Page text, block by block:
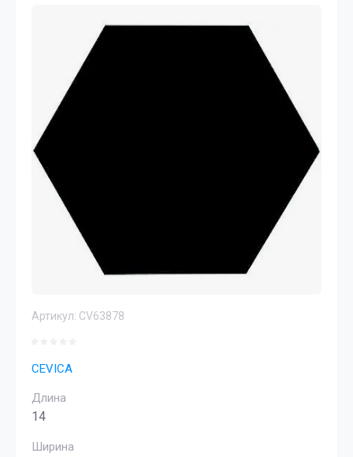
Артикул: CV63878
CEVICA
Длина
14
Ширина